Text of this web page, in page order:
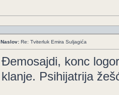
Naslov: Re: Tviterluk Emira Suljagića
Đemosajdi, konc
klanje. Psihijatrija